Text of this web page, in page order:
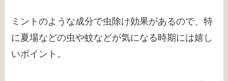
ミントのような成分で虫除け効果があるので、特
に夏場などの虫や蚊などが気になる時期には嬉し
いポイント。